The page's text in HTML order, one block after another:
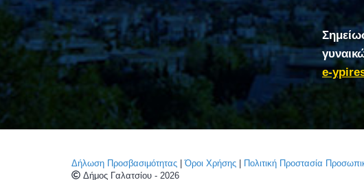
e-
Δήλωση Προσβασιμότητας |Όροι Χρήσης | Πολιτική Προστασία
Δήμος Γαλατσίου - 2026